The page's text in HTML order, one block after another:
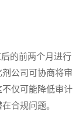
的前两个月进行
公司可协商将审
仅可能降低审计
合规问题。